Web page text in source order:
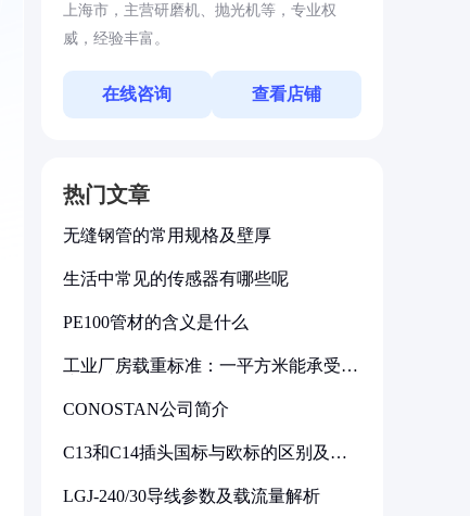
上海市，主营研磨机、抛光机等，专业权
威，经验丰富。
在线咨询 查看店铺
热门文章
无缝钢管的常用规格及壁厚
生活中常见的传感器有哪些呢
PE100管材的含义是什么
工业厂房载重标准：一平方米能承受多
CONOSTAN公司简介
C13和C14插头国标与欧标的区别及其
LGJ-240/30导线参数及载流量解析